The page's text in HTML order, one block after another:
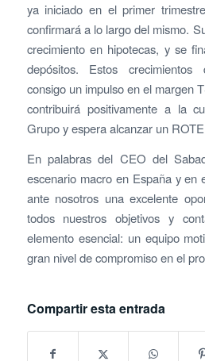
ya iniciado en el primer
confirmará a lo largo del mismo.
crecimiento en hipotecas, y se
depósitos. Estos
consigo un impulso en el margen
contribuirá positivamente a la
Grupo y espera alcanzar un
En palabras del CEO del
escenario macro en España y en
ante nosotros una excelente
todos nuestros objetivos y
elemento esencial: un equipo
gran nivel de compromiso en el
Compartir esta entrada